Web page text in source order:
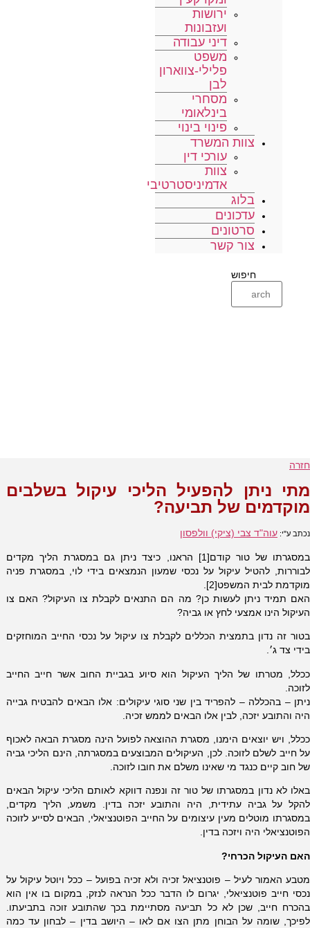
ירושות
ועזבונות
דיני עבודה
משפט
פלילי-צווארון
לבן
מסחרי
בינלאומי
פינוי בינוי
צוות המשרד
עורכי דין
צוות
אדמיניסטרטיבי
בלוג
עדכונים
סרטונים
צור קשר
חיפוש
חזרה
מתי ניתן להפעיל הליכי עיקול בשלבים
מוקדמים של תביעה?
נכתב ע"י: עוה"ד צבי (ציקי) וולפסון
במסגרתו של טור קודם[1] הראנו, כיצד ניתן גם במסגרת הליך מקדים
לבוררות, להטיל עיקול על נכסי שמעון הנמצאים בידי לוי, במסגרת פניה
מוקדמת לבית המשפט[2].
האם תמיד ניתן לעשות כן? מה הם התנאים לקבלת צו העיקול? האם צו
העיקול הינו אמצעי לחץ או גביה?
בטור זה נדון בתמצית הכללים לקבלת צו עיקול על נכסי החייב המוחזקים
בידי צד ג׳.
ככלל, מטרתו של הליך העיקול הוא סיוע בגביית החוב אשר חייב החייב
לזוכה.
ניתן – בהכללה – להפריד בין שני סוגי עיקולים: אלו הבאים להבטיח גבייה
היה והתובע יזכה, לבין אלו הבאים לממש זכיה.
ככלל, ויש יוצאים הימנו, מסגרת ההוצאה לפועל הינה מסגרת הבאה לאכוף
על חייב לשלם לזוכה. לכן, העיקולים המבוצעים במסגרתה, הינם הליכי גביה
של חוב קיים כנגד מי שאינו משלם את חובו לזוכה.
באלו לא נדון במסגרתו של טור זה ונפנה דווקא לאותם הליכי עיקול הבאים
להקל על גביה עתידית, היה והתובע יזכה בדין. משמע, הליך מקדים,
במסגרתו מוטלים מעין עיצומים על החייב הפוטנציאלי, הבאים לסייע לזוכה
הפוטנציאלי היה ויזכה בדין.
האם העיקול הכרחי?
מטבע האמור לעיל – פוטנציאל זכיה ולא זכיה בפועל – ככל ויוטל עיקול על
נכסי חייב פוטנציאלי, יגרום לו הדבר ככל הנראה לנזק, במקום בו אין הוא
בהכרח חייב, שכן לא כל תביעה מסתיימת בכך שהתובע זוכה בתביעתו.
לפיכך, שומה על הבוחן מתן הצו אם לאו – היושב בדין – לבחון עד כמה